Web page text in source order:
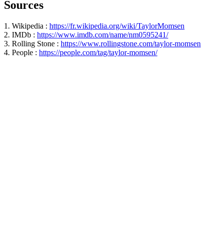
Sources
1. Wikipedia : https://fr.wikipedia.org/wiki/TaylorMomsen
2. IMDb : https://www.imdb.com/name/nm0595241/
3. Rolling Stone : https://www.rollingstone.com/taylor-momsen
4. People : https://people.com/tag/taylor-momsen/